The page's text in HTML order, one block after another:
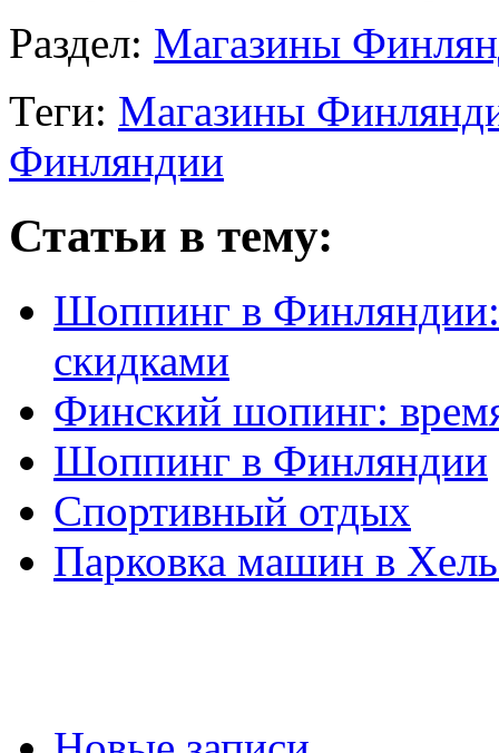
Раздел: Магазины
Теги: Магазины
Финляндии
Статьи в тему:
Шоппинг в Финляндии:
скидками
Финский шопинг:
Шоппинг в Финляндии
Спортивный отдых
Парковка машин в